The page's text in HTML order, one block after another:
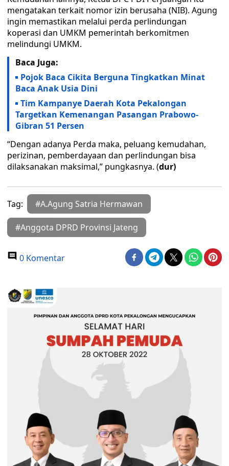
mengatakan terkait nomor izin berusaha (NIB). Agung
ingin memastikan melalui perda perlindungan
koperasi dan UMKM pemerintah berkomitmen
melindungi UMKM.
Baca Juga:
Pojok Baca Cikita Berguna Tingkatkan Minat
Baca Anak Usia Dini
Tim Kampanye Daerah Kota Pekalongan
Targetkan Kemenangan Pasangan Prabowo-
Gibran 51 Persen
“Dengan adanya Perda maka, peluang kemudahan,
perizinan, pemberdayaan dan perlindungan bisa
dilaksanakan maksimal,” pungkasnya. (dur)
Tag: #A.Agung Satria Hermawan
#Anggota DPRD Provinsi Jateng
0 Komentar